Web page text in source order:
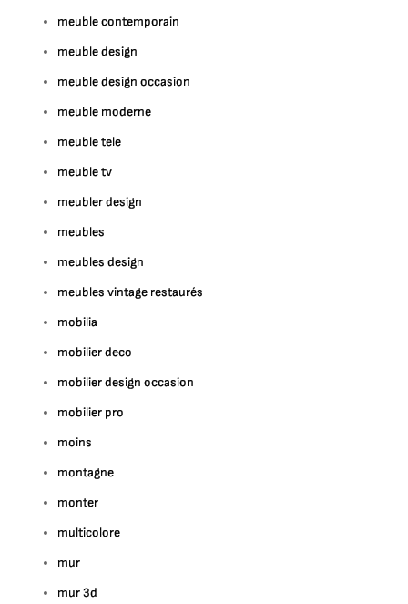
meuble contemporain
meuble design
meuble design occasion
meuble moderne
meuble tele
meuble tv
meubler design
meubles
meubles design
meubles vintage restaurés
mobilia
mobilier deco
mobilier design occasion
mobilier pro
moins
montagne
monter
multicolore
mur
mur 3d